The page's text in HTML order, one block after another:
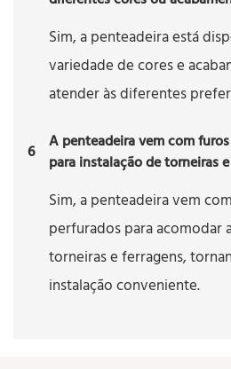
Sim, a penteadeira está
variedade de cores e
atender às diferentes
6
A penteadeira vem com
para instalação de torneiras
Sim, a penteadeira vem
perfurados para acomodar
torneiras e ferragens,
instalação conveniente.